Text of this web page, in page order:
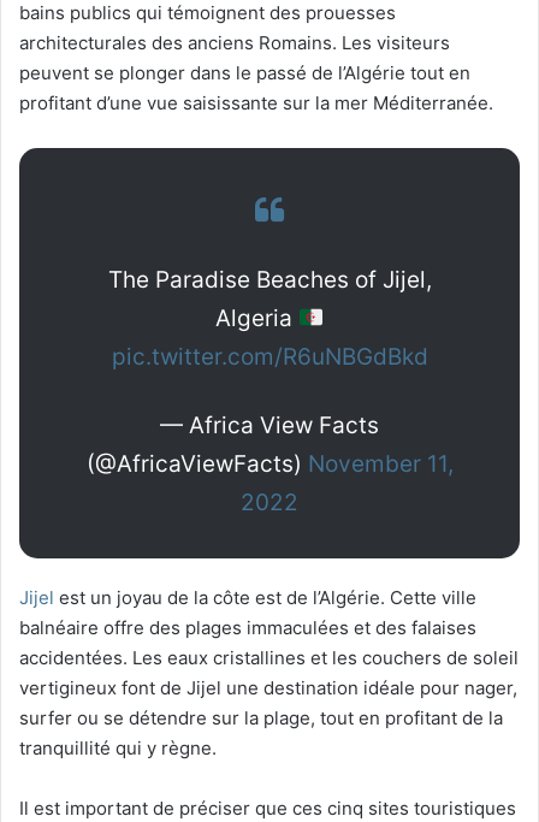
bains publics qui témoignent des prouesses
architecturales des anciens Romains. Les visiteurs
peuvent se plonger dans le passé de l’Algérie tout en
profitant d’une vue saisissante sur la mer Méditerranée.
The Paradise Beaches of Jijel,
Algeria
pic.twitter.com/R6uNBGdBkd
— Africa View Facts
(@AfricaViewFacts) November 11,
2022
Jijel est un joyau de la côte est de l’Algérie. Cette ville
balnéaire offre des plages immaculées et des falaises
accidentées. Les eaux cristallines et les couchers de soleil
vertigineux font de Jijel une destination idéale pour nager,
surfer ou se détendre sur la plage, tout en profitant de la
tranquillité qui y règne.
Il est important de préciser que ces cinq sites touristiques